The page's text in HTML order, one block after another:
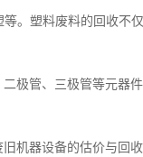
。塑料废料的回收不
极管、三极管等元器
机器设备的估价与回